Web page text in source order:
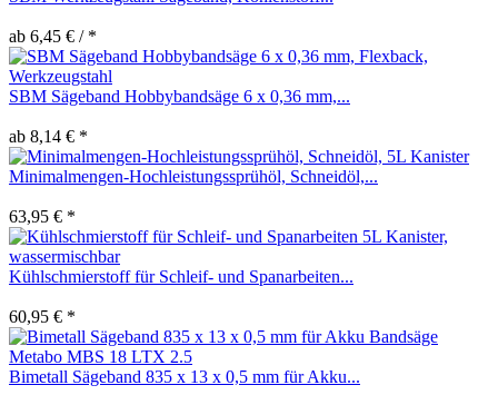
ab 6,45 € / *
SBM Sägeband Hobbybandsäge 6 x 0,36 mm,...
ab 8,14 € *
Minimalmengen-Hochleistungssprühöl, Schneidöl,...
63,95 € *
Kühlschmierstoff für Schleif- und Spanarbeiten...
60,95 € *
Bimetall Sägeband 835 x 13 x 0,5 mm für Akku...